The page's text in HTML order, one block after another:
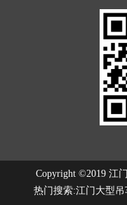
Copyright ©2019 江
热门搜索:江门大型吊